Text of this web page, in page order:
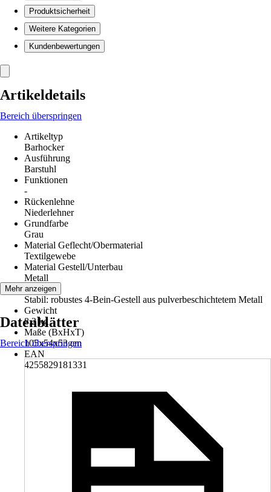
Produktsicherheit
Weitere Kategorien
Kundenbewertungen
Artikeldetails
Bereich überspringen
Artikeltyp
Barhocker
Ausführung
Barstuhl
Funktionen
-
Rückenlehne
Niederlehner
Grundfarbe
Grau
Material Geflecht/Obermaterial
Textilgewebe
Material Gestell/Unterbau
Metall
Hinweis
Stabil: robustes 4-Bein-Gestell aus pulverbeschichtetem Metall
Gewicht
8,2 kg
Maße (BxHxT)
105x54x53 cm
EAN
4255829181331
Mehr anzeigen
Datenblätter
Bereich überspringen